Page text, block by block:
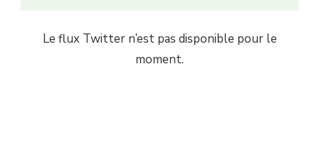
Le flux Twitter n’est pas disponible pour le
moment.